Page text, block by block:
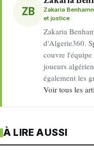
ZB
Zakaria
et justice
Zakaria
d'Algerie360.
couvre
joueurs
également les
Voir tous les
À LIRE AUSSI